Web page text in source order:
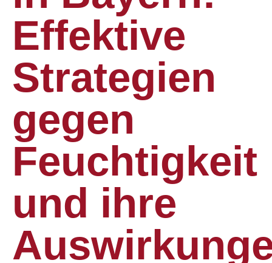
Effektive
Strategien
gegen
Feuchtigkeit
und ihre